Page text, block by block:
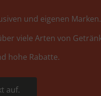
und eigenen Marken.
viele Arten von
hohe Rabatte.
auf.